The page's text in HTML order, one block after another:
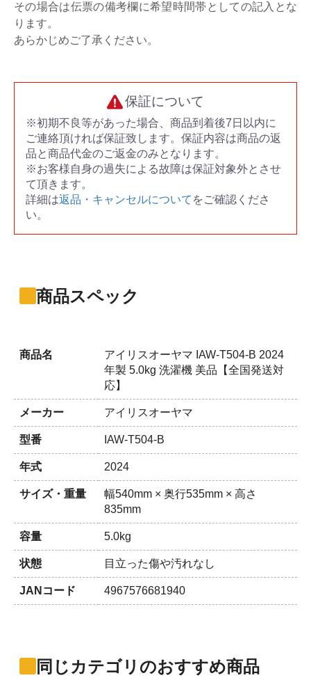
その場合は伝票の備考欄に希望時間帯としての記入とな
ります。
あらかじめご了承ください。
保証について
※初期不良等があった場合、商品到着後7日以内に
ご連絡頂ければ保証致します。保証内容は商品の返
品と商品代金のご返金のみとなります。
※お客様自身の過失による故障は保証対象外とさせ
て頂きます。
詳細は返品・キャンセルについて をご確認くださ
い。
商品スペック
商品名
アイリスオーヤマ IAW-T504-B 2024
年製 5.0kg 洗濯機 美品【全国発送対
応】
メーカー アイリスオーヤマ
型番 IAW-T504-B
年式 2024
サイズ・重量
幅540mm × 奥行535mm × 高さ
835mm
容量 5.0kg
状態 目立った傷や汚れなし
JANコード 4967576681940
同じカテゴリのおすすめ商品